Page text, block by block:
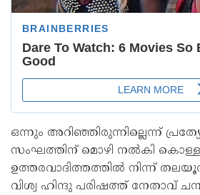
ഒന്നും അറിഞ്ഞിരുന്നില്ലെന്ന്
സംഘത്തിന് മൊഴി നല്‍കി
ഉത്തരവാദിത്തത്തില്‍ നിന്ന്
വിശ്വ ഹിന്ദു പരിഷത്ത് നേതാവ്